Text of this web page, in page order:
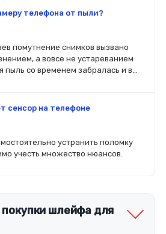
ремонт самостоятельно, то выбор
модуля старый был в руках. Так
в разъемах, элементах
параметрах и прочих
телефона от пыли?
помутнение снимков вызвано
а вовсе не устареванием
пыль со временем забралась и в
сенсор на телефоне
устранить поломку
учесть множество нюансов.
покупки шлейфа для